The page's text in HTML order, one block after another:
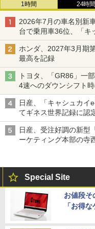
1時間 24時間
2026年7月の車名別新
台で乗用車36位、「キ
ホンダ、2027年3月期
最高を記録
トヨタ、「GR86」一
4速へのダウンシフト
日産、「キャシュカイ
てギネス世界記録に認
日産、受注好調の新型
ーケティング本部の寺
Special Site
お値段そ
「お得